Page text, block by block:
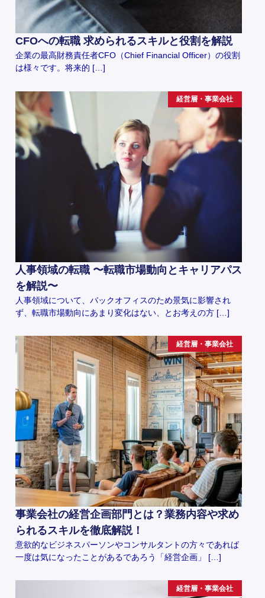
CFOへの転職 求められるスキルと役割を解説
企業の最高財務責任者CFO（Chief Financial Officer）の役割
は様々です。将来的 […]
経営層・事業会社
人事領域の転職 〜転職市場動向とキャリアパス
を解説〜
人事領域について、バックオフィスのため景気に影響され
ず、転職市場動向にあまり変化はない、とお考えの方 […]
経営層・事業会社
事業会社の経営企画部門とは？業務内容や求め
られるスキルを徹底解説！
意欲的なビジネスパーソンやコンサルタントの方々であれば
一度は気になったことがあるであろう「経営企画」 […]
経営層・事業会社